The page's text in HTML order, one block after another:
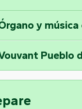
en el
a lo alto de
y
Pueblo